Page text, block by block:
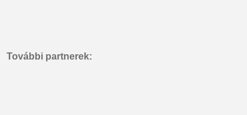
További partnerek: